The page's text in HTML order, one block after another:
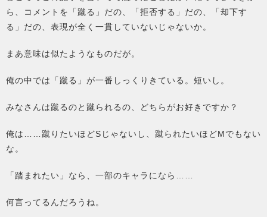
ら、コメントを「蹴る」だの、「拒否する」だの、「却下す
る」だの、表現が全く一貫していないじゃないか。
まあ意味は似たようなものだが。
俺の中では「蹴る」が一番しっくりきている。短いし。
みなさんは蹴るのと蹴られるの、どちらがお好きですか？
俺は……蹴りたいほどSじゃないし、蹴られたいほどMでもない
な。
「踏まれたい」なら、一部のキャラになら……
何言ってるんだろうね。